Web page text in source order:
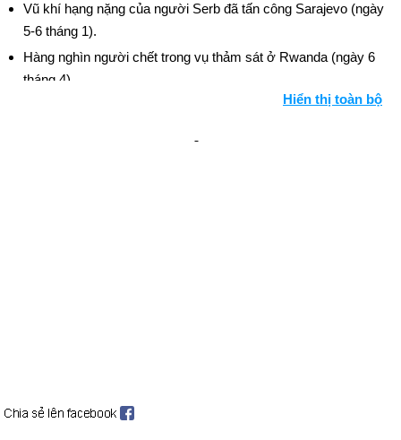
Vũ khí hạng nặng của người Serb đã tấn công Sarajevo (ngày
5-6 tháng 1).
Hàng nghìn người chết trong vụ thảm sát ở Rwanda (ngày 6
tháng 4).
Nam Phi tổ chức cuộc bầu cử quốc gia giữa các chủng tộc
Ngày sinh Nguyễn Huyền (31-3) trong lịch sử
Hiển thị toàn bộ